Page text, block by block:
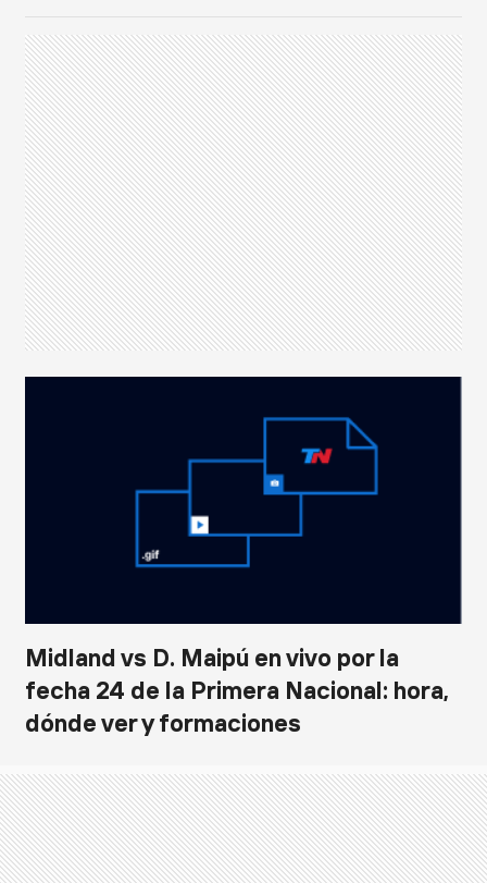
Midland vs D. Maipú en vivo por la
fecha 24 de la Primera Nacional: hora,
dónde ver y formaciones